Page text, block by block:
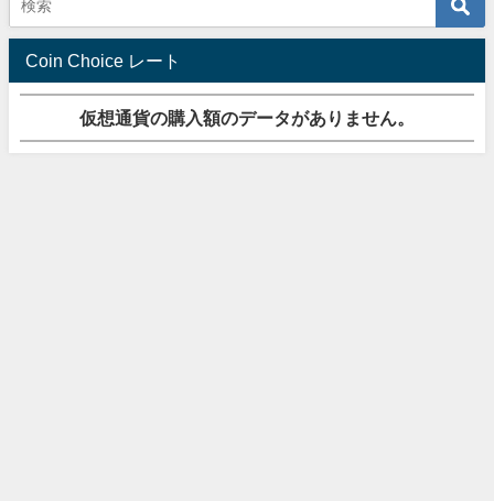
Coin Choice レート
仮想通貨の購入額のデータがありません。